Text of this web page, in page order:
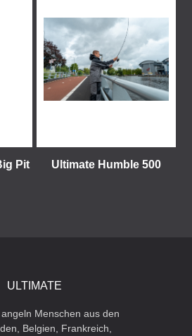
Pit
Ultimate Humble 500
ULTIMATE
Menschen aus den
Belgien, Frankreich,